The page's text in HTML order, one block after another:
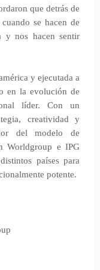
que detrás de
se hacen de
y nos hacen sentir
y ejecutada a
en la evolución de
líder. Con un
creatividad y
del modelo de
Worldgroup e IPG
países para
potente.